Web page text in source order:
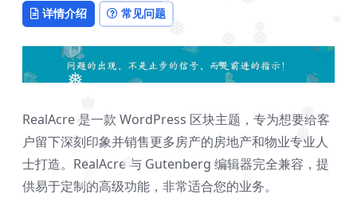
❅
❅
❅
❅
❅
❅
❅
❅
❅
❅
❅
❅
详情介绍 常见问题
RealAcre 是一款 WordPress 区块主题，专为想要给客
户留下深刻印象并销售更多房产的房地产和物业专业人
士打造。RealAcre 与 Gutenberg 编辑器完全兼容，提
供易于定制的高级功能，非常适合您的业务。